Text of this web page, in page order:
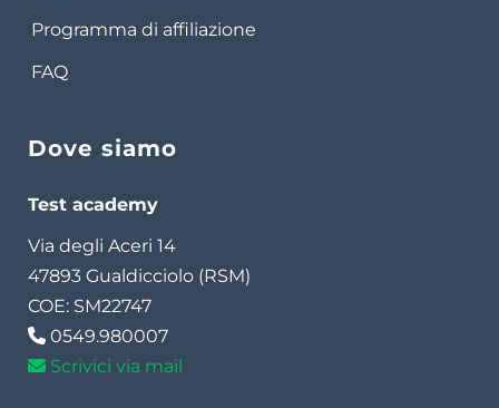
Programma di affiliazione
FAQ
Dove siamo
Test academy
Via degli Aceri 14
47893 Gualdicciolo (RSM)
COE: SM22747
0549.980007
Scrivici via mail